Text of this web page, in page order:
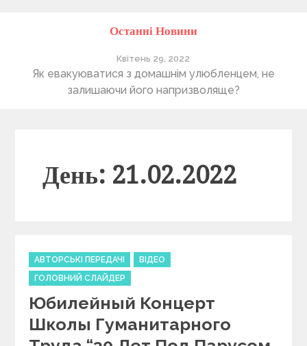
Останні Новини
Квітень 29, 2022
Як евакуюватися з домашнім улюбленцем, не
залишаючи його напризволяще?
День: 21.02.2022
C
a
t
e
o
r
АВТОРСЬКІ ПЕРЕДАЧІ
ВІДЕО
ГОЛОВНИЙ СЛАЙДЕР
Юбилейный Концерт
Школы Гуманитарного